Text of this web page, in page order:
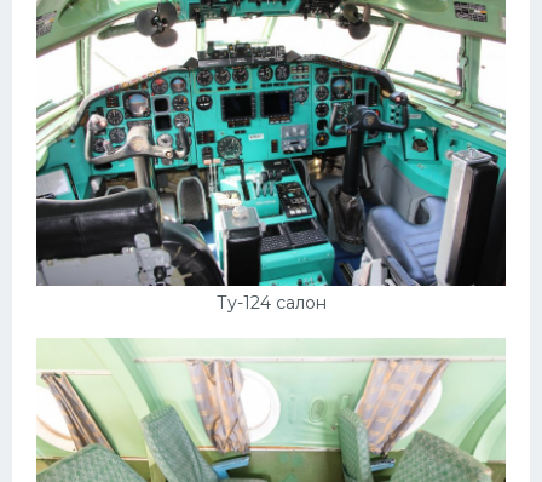
Ту-124 салон